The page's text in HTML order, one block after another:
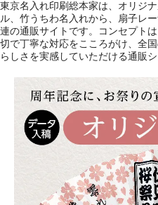
東京名入れ印刷総本家は、オリジ
ル、竹うちわ名入れから、扇子レ
連の通販サイトです。コンセプト
切で丁寧な対応をこころがけ、全
らしさを実感していただける通販